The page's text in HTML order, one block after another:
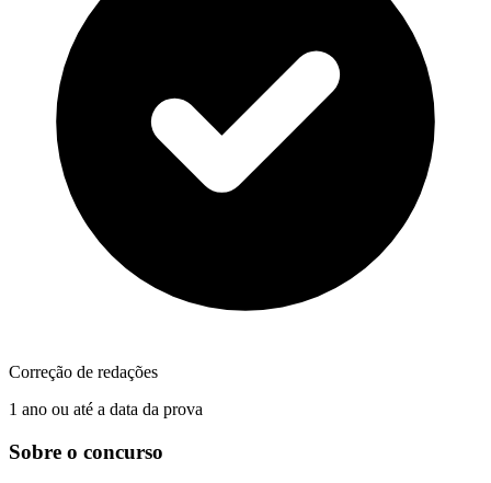
Correção de redações
1 ano ou até a data da prova
Sobre o concurso